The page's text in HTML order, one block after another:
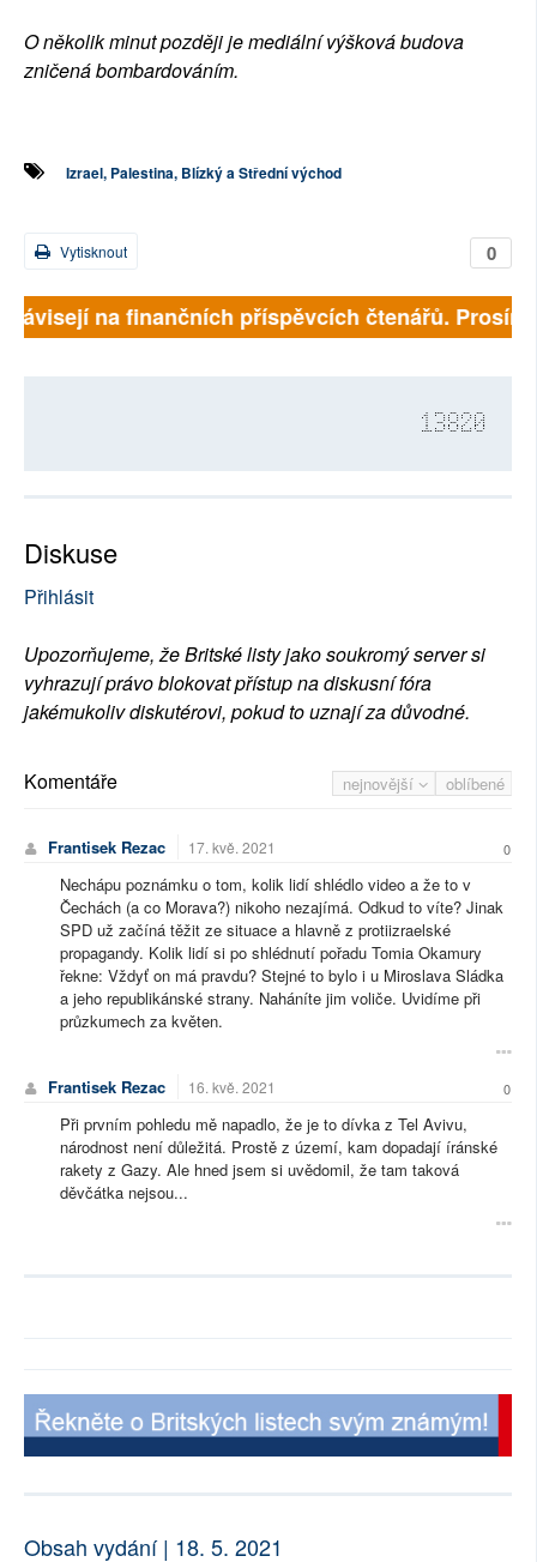
O několik minut později je mediální výšková budova
zničená bombardováním.
Izrael, Palestina, Blízký a Střední východ
0
Vytisknout
na finančních příspěvcích čtenářů.
13820
Diskuse
Přihlásit
Upozorňujeme, že Britské listy jako soukromý server si
vyhrazují právo blokovat přístup na diskusní fóra
jakémukoliv diskutérovi, pokud to uznají za důvodné.
nejnovější oblíbené
Komentáře
Frantisek Rezac 17. kvě. 2021 0
Nechápu poznámku o tom, kolik lidí shlédlo video a že to v
Čechách (a co Morava?) nikoho nezajímá. Odkud to víte? Jinak
SPD už začíná těžit ze situace a hlavně z protiizraelské
propagandy. Kolik lidí si po shlédnutí pořadu Tomia Okamury
řekne: Vždyť on má pravdu? Stejné to bylo i u Miroslava Sládka
a jeho republikánské strany. Naháníte jim voliče. Uvidíme při
průzkumech za květen.
Frantisek Rezac 16. kvě. 2021 0
Při prvním pohledu mě napadlo, že je to dívka z Tel Avivu,
národnost není důležitá. Prostě z území, kam dopadají íránské
rakety z Gazy. Ale hned jsem si uvědomil, že tam taková
děvčátka nejsou...
Obsah vydání | 18. 5. 2021